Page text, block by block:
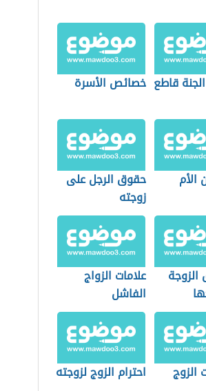
قاطع خصائص الأسرة
حقوق الرجل على
زوجته
علامات الزواج
الفاشل
الزوج
احترام الزوج لزوجته